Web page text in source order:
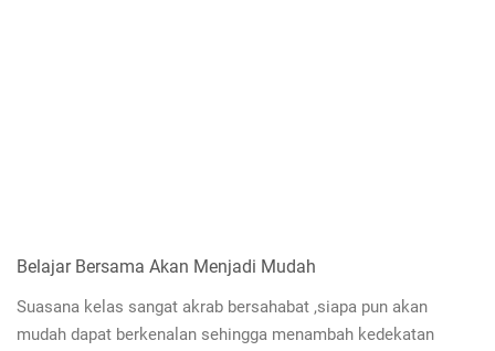
Belajar Bersama Akan Menjadi Mudah
Suasana kelas sangat akrab bersahabat ,siapa pun akan
mudah dapat berkenalan sehingga menambah kedekatan